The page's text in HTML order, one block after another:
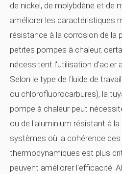
de nickel, de molybdène et de
améliorer les caractéristiques
résistance à la corrosion de la
petites pompes à chaleur,
nécessitent l'utilisation d'acier
Selon le type de fluide de
ou chlorofluorocarbures), la
pompe à chaleur peut
ou de l'aluminium résistant à
systèmes où la cohérence
thermodynamiques est plus
peuvent améliorer l'efficacité.